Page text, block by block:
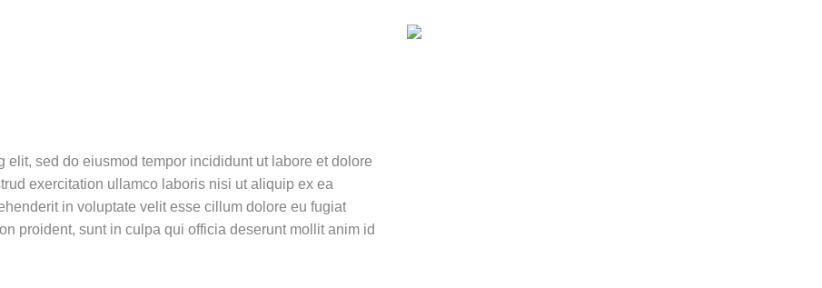
elit, sed do eiusmod tempor incididunt ut labore et dolore
exercitation ullamco laboris nisi ut aliquip ex ea
in voluptate velit esse cillum dolore eu fugiat
proident, sunt in culpa qui officia deserunt mollit anim id